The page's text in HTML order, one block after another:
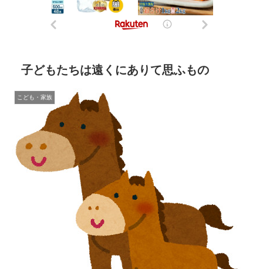
子どもたちは遠くにありて思ふもの
こども・家族